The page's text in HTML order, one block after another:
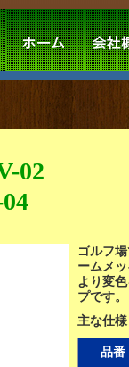
02
ゴルフ
ームメ
より変
プです。
主な仕様
品番